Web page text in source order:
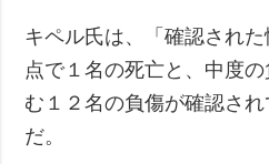
キペル氏は、「確認され
点で１名の死亡と、中度
む１２名の負傷が確認さ
だ。